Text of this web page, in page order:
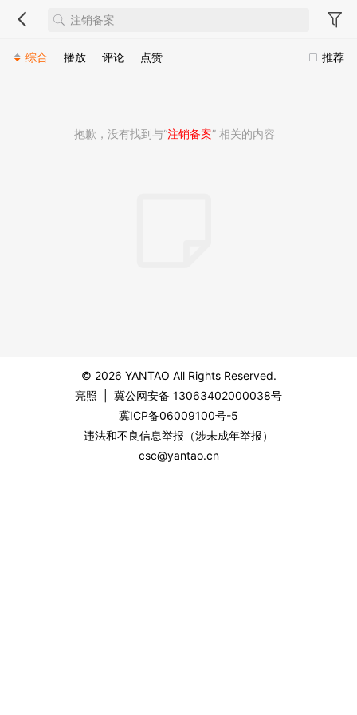
推荐
综合 播放 评论 点赞
抱歉，没有找到与“注销备案” 相关的内容
© 2026 YANTAO All Rights Reserved.
亮照
冀公网安备 13063402000038号
冀ICP备06009100号-5
违法和不良信息举报（涉未成年举报）
csc@yantao.cn